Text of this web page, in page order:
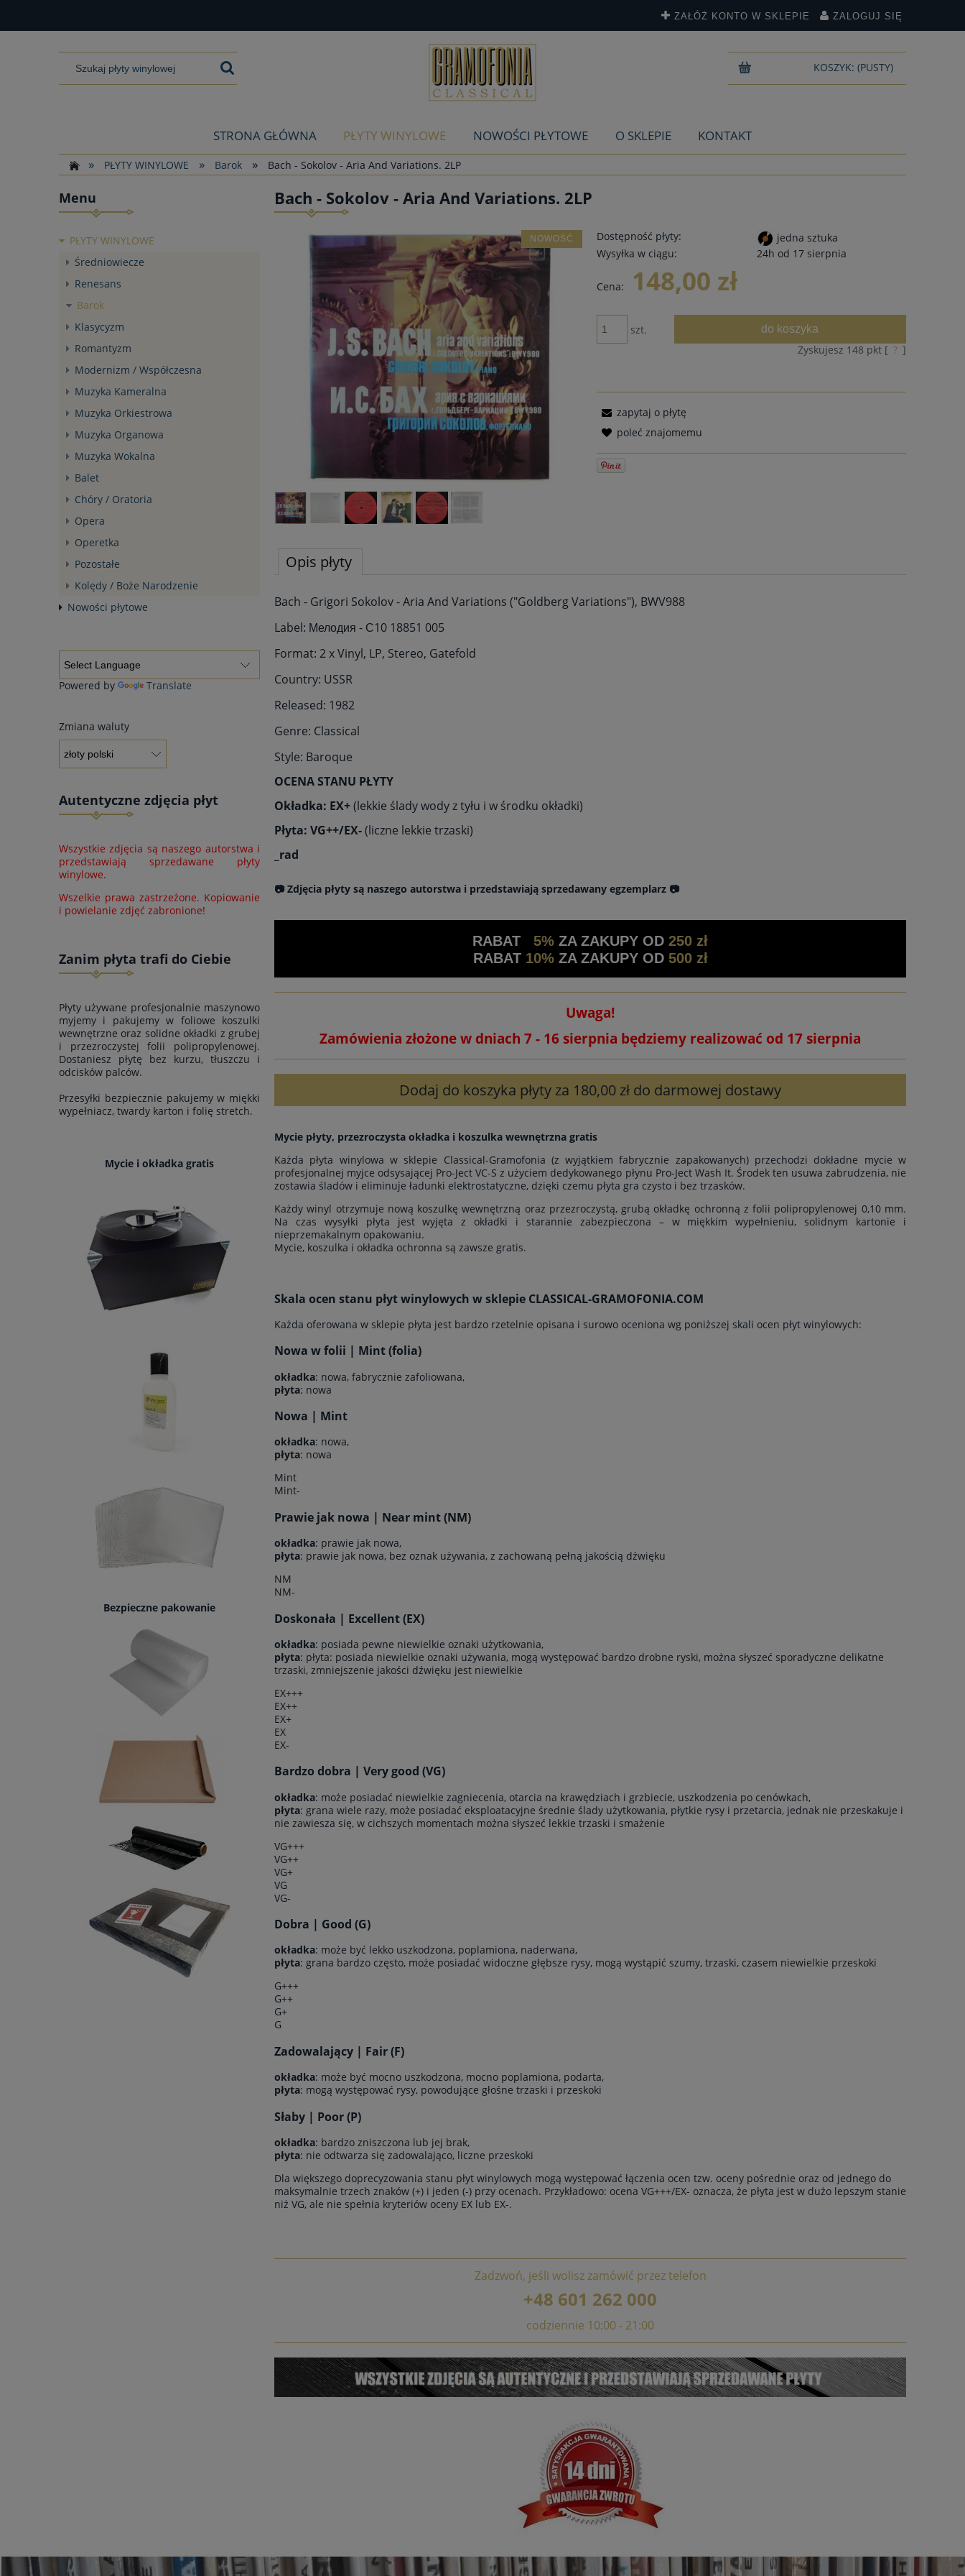
ZAŁÓŻ KONTO W SKLEPIE ZALOGUJ SIĘ
KOSZYK: (PUSTY)
STRONA GŁÓWNA PŁYTY WINYLOWE NOWOŚCI PŁYTOWE O SKLEPIE
KONTAKT
»
PŁYTY WINYLOWE » Barok » Bach - Sokolov - Aria And Variations. 2LP
Menu
PŁYTY WINYLOWE
Średniowiecze
Renesans
Barok
Klasycyzm
Romantyzm
Modernizm / Współczesna
Muzyka Kameralna
Muzyka Orkiestrowa
Muzyka Organowa
Muzyka Wokalna
Balet
Chóry / Oratoria
Opera
Operetka
Pozostałe
Kolędy / Boże Narodzenie
Nowości płytowe
Powered by Translate
Zmiana waluty
Autentyczne zdjęcia płyt
Wszystkie zdjęcia są naszego autorstwa i
przedstawiają sprzedawane płyty
winylowe.
Wszelkie prawa zastrzeżone. Kopiowanie
i powielanie zdjęć zabronione!
Zanim płyta trafi do Ciebie
Płyty używane profesjonalnie maszynowo
myjemy i pakujemy w foliowe koszulki
wewnętrzne oraz solidne okładki z grubej
i przezroczystej folii polipropylenowej.
Dostaniesz płytę bez kurzu, tłuszczu i
odcisków palców.
Przesyłki bezpiecznie pakujemy w miękki
wypełniacz, twardy karton i folię stretch.
Mycie i okładka gratis
Bezpieczne pakowanie
Bach - Sokolov - Aria And Variations. 2LP
NOWOŚĆ Dostępność płyty:
jedna sztuka
Wysyłka w ciągu:
24h od 17 sierpnia
Cena: 148,00 zł
szt. do koszyka
Zyskujesz 148 pkt [ ? ]
zapytaj o płytę
poleć znajomemu
Opis płyty
Bach - Grigori Sokolov - Aria And Variations ("Goldberg Variations"), BWV988
Label: Мелодия - С10 18851 005
Format: 2 x Vinyl, LP, Stereo, Gatefold
Country: USSR
Released: 1982
Genre: Classical
Style: Baroque
OCENA STANU PŁYTY
Okładka: EX+(lekkie ślady wody z tyłu i w środku okładki)
Płyta: VG++/EX-(liczne lekkie trzaski)
_rad
📷 Zdjęcia płyty są naszego autorstwa i przedstawiają sprzedawany egzemplarz 📷
RABAT 5% ZA ZAKUPY OD 250 zł
RABAT 10%ZA ZAKUPY OD 500 zł
Uwaga!
Zamówienia złożone w dniach 7 - 16 sierpnia będziemy realizować od 17 sierpnia
Dodaj do koszyka płyty za 180,00 zł do darmowej dostawy
Mycie płyty, przezroczysta okładka i koszulka wewnętrzna gratis
Każda płyta winylowa w sklepie Classical-Gramofonia (z wyjątkiem fabrycznie zapakowanych) przechodzi dokładne mycie w
profesjonalnej myjce odsysającej Pro-Ject VC-S z użyciem dedykowanego płynu Pro-Ject Wash It. Środek ten usuwa zabrudzenia, nie
zostawia śladów i eliminuje ładunki elektrostatyczne, dzięki czemu płyta gra czysto i bez trzasków.
Każdy winyl otrzymuje nową koszulkę wewnętrzną oraz przezroczystą, grubą okładkę ochronną z folii polipropylenowej 0,10 mm.
Na czas wysyłki płyta jest wyjęta z okładki i starannie zabezpieczona – w miękkim wypełnieniu, solidnym kartonie i
nieprzemakalnym opakowaniu.
Mycie, koszulka i okładka ochronna są zawsze gratis.
Skala ocen stanu płyt winylowych w sklepie CLASSICAL-GRAMOFONIA.COM
Każda oferowana w sklepie płyta jest bardzo rzetelnie opisana i surowo oceniona wg poniższej skali ocen płyt winylowych:
Nowa w folii | Mint (folia)
okładka: nowa, fabrycznie zafoliowana,
płyta: nowa
Nowa | Mint
okładka: nowa,
płyta: nowa
Mint
Mint-
Prawie jak nowa | Near mint (NM)
okładka: prawie jak nowa,
płyta: prawie jak nowa, bez oznak używania, z zachowaną pełną jakością dźwięku
NM
NM-
Doskonała | Excellent (EX)
okładka: posiada pewne niewielkie oznaki użytkowania,
płyta: płyta: posiada niewielkie oznaki używania, mogą występować bardzo drobne ryski, można słyszeć sporadyczne delikatne
trzaski, zmniejszenie jakości dźwięku jest niewielkie
EX+++
EX++
EX+
EX
EX-
Bardzo dobra | Very good (VG)
okładka: może posiadać niewielkie zagniecenia, otarcia na krawędziach i grzbiecie, uszkodzenia po cenówkach,
płyta: grana wiele razy, może posiadać eksploatacyjne średnie ślady użytkowania, płytkie rysy i przetarcia, jednak nie przeskakuje i
nie zawiesza się, w cichszych momentach można słyszeć lekkie trzaski i smażenie
VG+++
VG++
VG+
VG
VG-
Dobra | Good (G)
okładka: może być lekko uszkodzona, poplamiona, naderwana,
płyta: grana bardzo często, może posiadać widoczne głębsze rysy, mogą wystąpić szumy, trzaski, czasem niewielkie przeskoki
G+++
G++
G+
G
Zadowalający | Fair (F)
okładka: może być mocno uszkodzona, mocno poplamiona, podarta,
płyta: mogą występować rysy, powodujące głośne trzaski i przeskoki
Słaby | Poor (P)
okładka: bardzo zniszczona lub jej brak,
płyta: nie odtwarza się zadowalająco, liczne przeskoki
Dla większego doprecyzowania stanu płyt winylowych mogą występować łączenia ocen tzw. oceny pośrednie oraz od jednego do
maksymalnie trzech znaków (+) i jeden (-) przy ocenach. Przykładowo: ocena VG+++/EX- oznacza, że płyta jest w dużo lepszym stanie
niż VG, ale nie spełnia kryteriów oceny EX lub EX-.
Zadzwoń, jeśli wolisz zamówić przez telefon
+48 601 262 000
codziennie 10:00 - 21:00